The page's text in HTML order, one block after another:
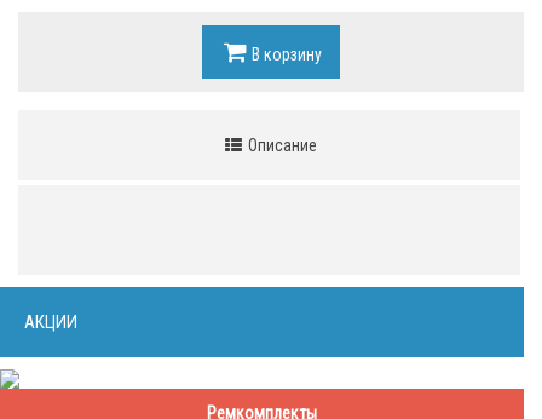
В корзину
Описание
АКЦИИ
Ремкомплекты